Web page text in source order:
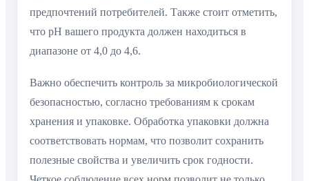
предпочтений потребителей. Также стоит отметить,
что pH вашего продукта должен находиться в
диапазоне от 4,0 до 4,6.
Важно обеспечить контроль за микробиологической
безопасностью, согласно требованиям к срокам
хранения и упаковке. Обработка упаковки должна
соответствовать нормам, что позволит сохранить
полезные свойства и увеличить срок годности.